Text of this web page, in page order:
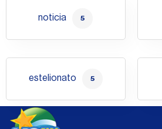
noticia 5
estelionato 5